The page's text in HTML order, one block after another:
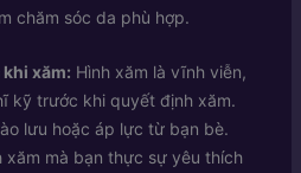
chăm sóc da phù hợp.
xăm: Hình xăm là vĩnh viễn,
kỹ trước khi quyết định xăm.
lưu hoặc áp lực từ bạn bè.
xăm mà bạn thực sự yêu thích